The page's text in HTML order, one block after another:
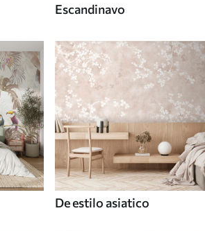
Escandinavo
De estilo asiatico